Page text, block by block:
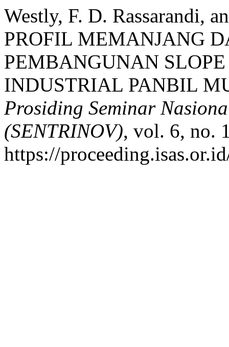
Westly, F. D. Rassarandi,
PROFIL MEMANJANG
PEMBANGUNAN
INDUSTRIAL PANBIL
Prosiding Seminar
(SENTRINOV), vol. 6, no.
https://